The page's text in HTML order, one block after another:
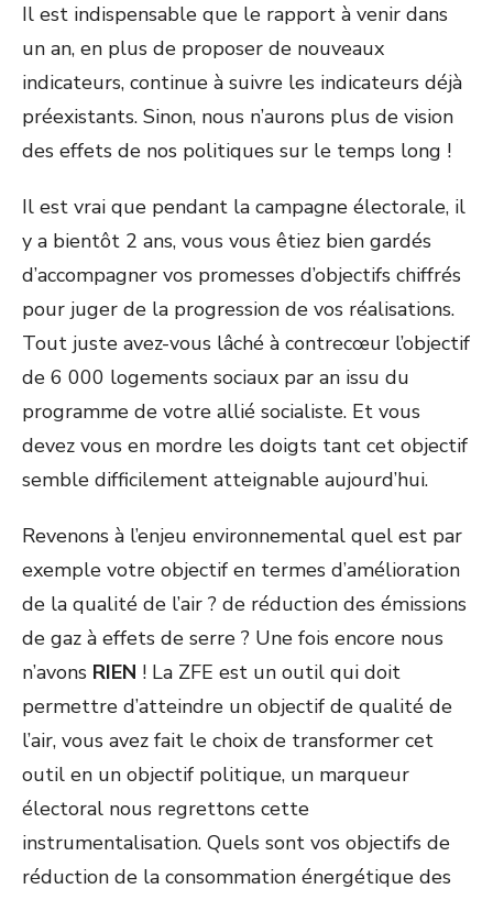
Il est indispensable que le rapport à venir dans
un an, en plus de proposer de nouveaux
indicateurs, continue à suivre les indicateurs déjà
préexistants. Sinon, nous n’aurons plus de vision
des effets de nos politiques sur le temps long !
Il est vrai que pendant la campagne électorale, il
y a bientôt 2 ans, vous vous êtiez bien gardés
d’accompagner vos promesses d’objectifs chiffrés
pour juger de la progression de vos réalisations.
Tout juste avez-vous lâché à contrecœur l’objectif
de 6 000 logements sociaux par an issu du
programme de votre allié socialiste. Et vous
devez vous en mordre les doigts tant cet objectif
semble difficilement atteignable aujourd’hui.
Revenons à l’enjeu environnemental quel est par
exemple votre objectif en termes d’amélioration
de la qualité de l’air ? de réduction des émissions
de gaz à effets de serre ? Une fois encore nous
n’avons RIEN ! La ZFE est un outil qui doit
permettre d’atteindre un objectif de qualité de
l’air, vous avez fait le choix de transformer cet
outil en un objectif politique, un marqueur
électoral nous regrettons cette
instrumentalisation. Quels sont vos objectifs de
réduction de la consommation énergétique des